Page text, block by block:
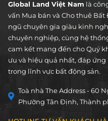
Global Land Việt Nam là
vấn Mua bán và Cho thuê
ngũ chuyên gia giàu kinh
chuyên nghiệp, cùng hệ
cam kết mang đến cho Quý
ưu và hiệu quả nhất, đáp
trong lĩnh vực bất động sản.
Toà nhà The Address - 60
Phường Tân Định, Thành